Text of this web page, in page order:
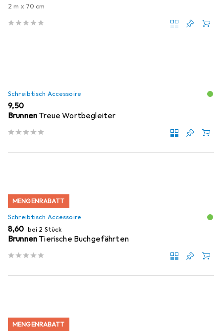
2 m x 70 cm
Schreibtisch Accessoire
EUR
9,50
Brunnen Treue Wortbegleiter
MENGENRABATT
Schreibtisch Accessoire
EUR
8,60 bei 2 Stück
Brunnen Tierische Buchgefährten
MENGENRABATT